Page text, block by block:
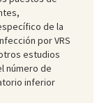
de la
por VRS
estudios
número de
inferior